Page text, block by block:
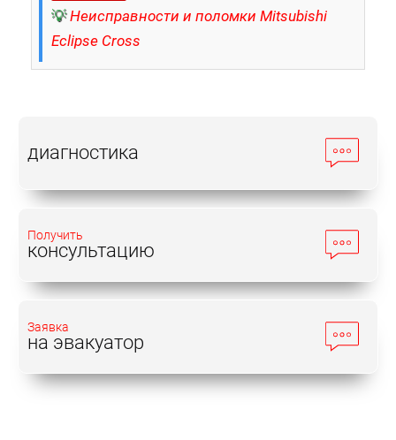
💡 Неисправности и поломки Mitsubishi
Eclipse Cross
диагностика
Получить
консультацию
Заявка
на эвакуатор